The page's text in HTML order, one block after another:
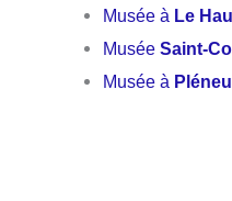
Musée à Le
MuséeSaint-
Musée à